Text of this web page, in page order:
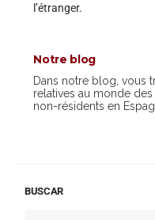
l’étranger.
Notre blog
Dans notre blog, vous
relatives au monde
non-résidents en
BUSCAR